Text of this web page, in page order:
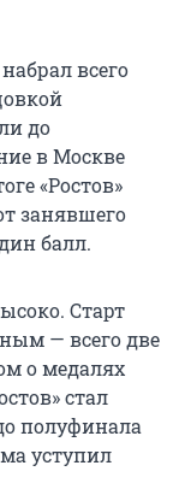
всего
до
в Москве
«Ростов»
занявшего
балл.
Старт
— всего две
о медалях
стал
полуфинала
уступил